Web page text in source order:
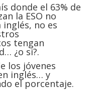
donde el 63% de
la ESO no
no es
tengan
¿o si?.
los jóvenes
inglés… y
el porcentaje.